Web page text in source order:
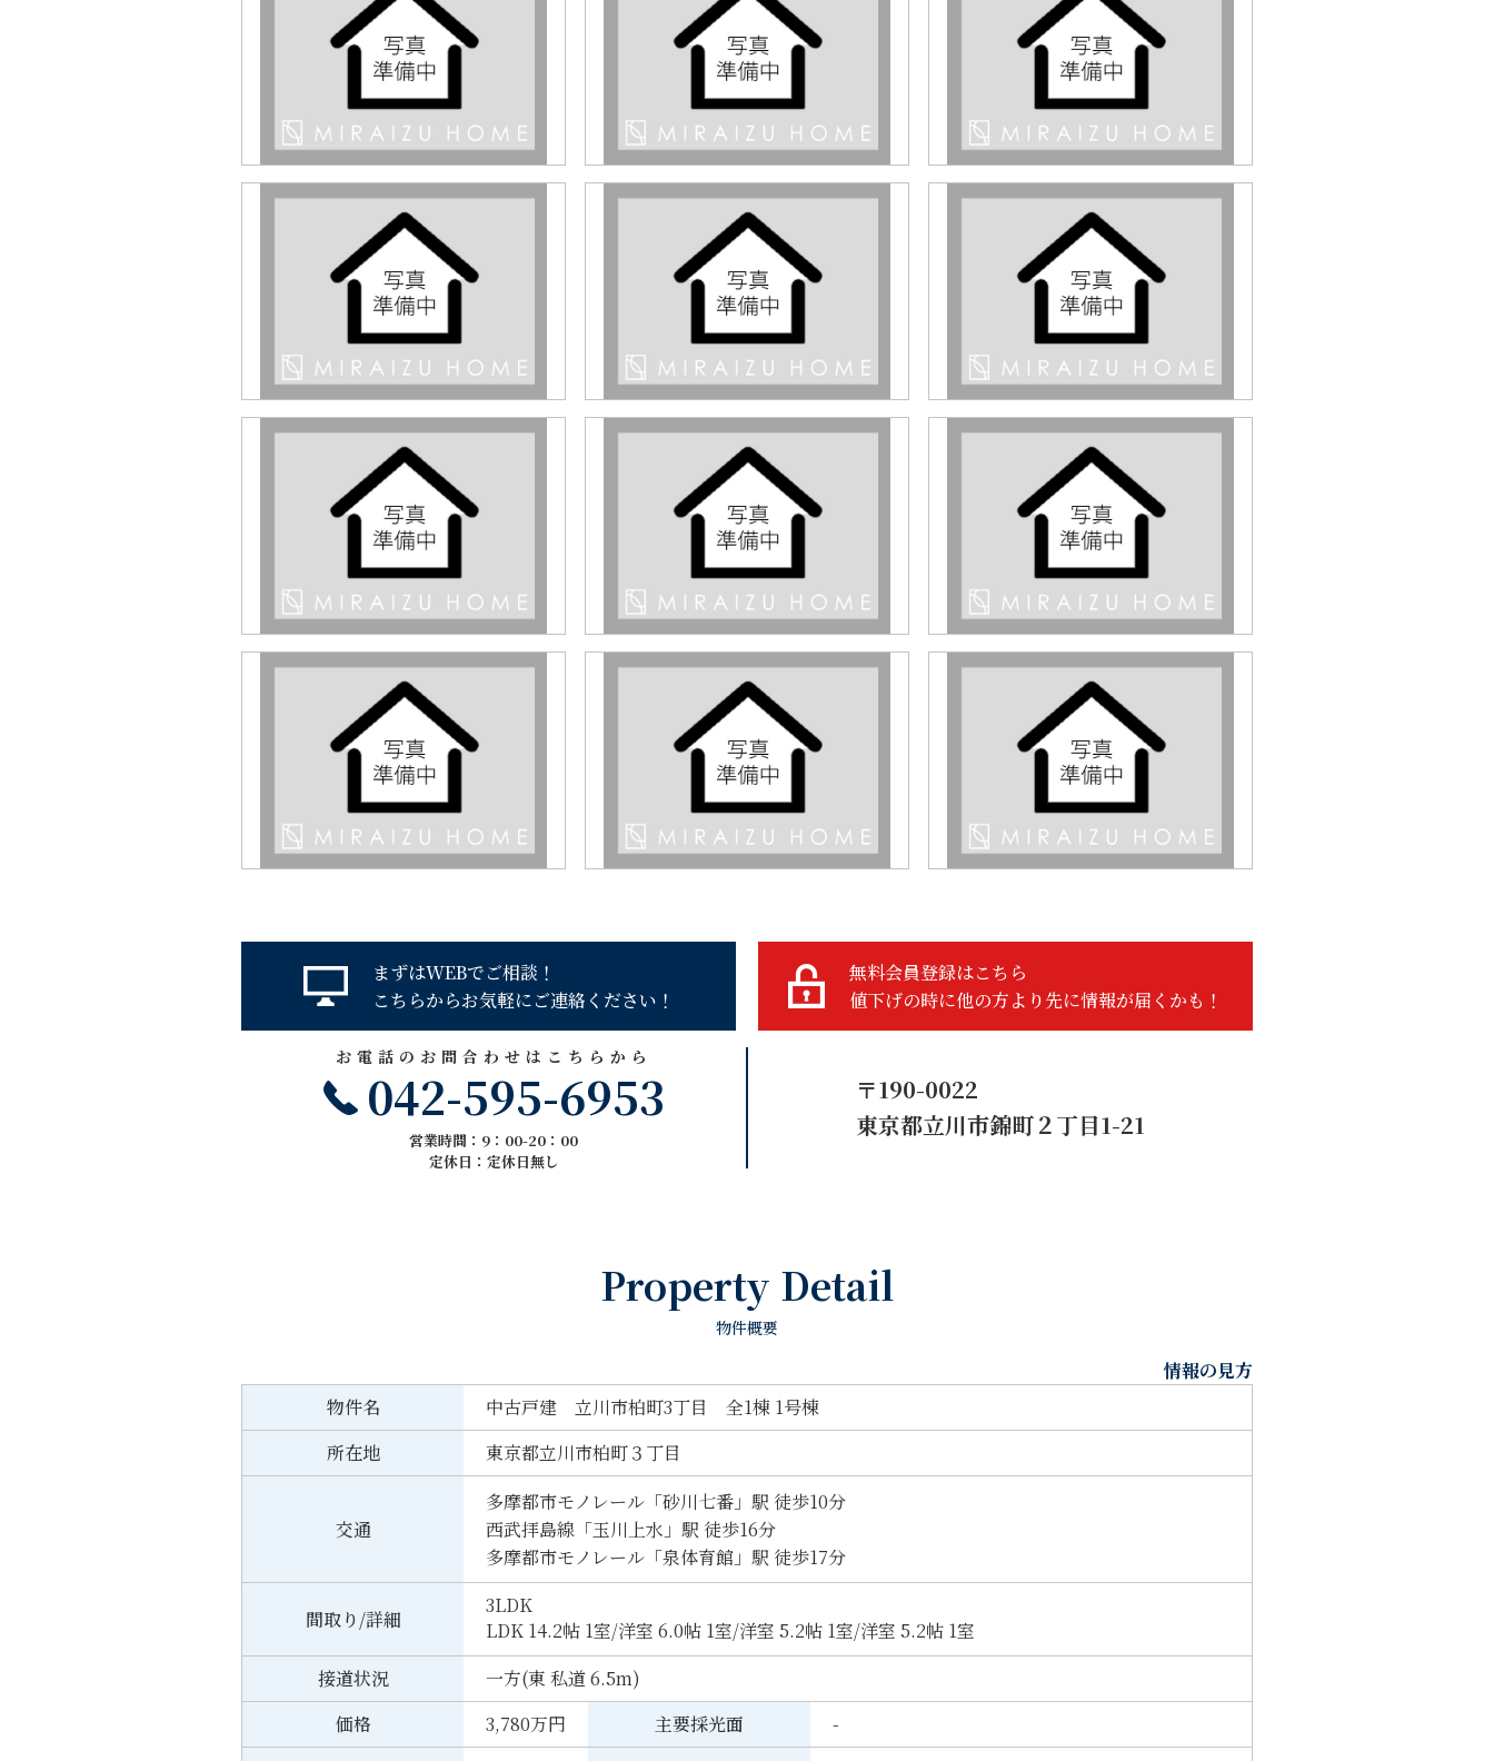
まずはWEBでご相談！
こちらからお気軽にご連絡ください！
お電話のお問合わせはこちらから
042-595-6953
営業時間：9：00-20：00
定休日：定休日無し
無料会員登録はこちら
値下げの時に他の方より先に情報が届くかも！
〒190-0022
東京都立川市錦町２丁目1-21
Property Detail
物件概要
情報の見方
物件名
中古戸建 立川市柏町3丁目 全1棟 1号棟
所在地
東京都立川市柏町３丁目
交通
多摩都市モノレール「砂川七番」駅 徒歩10分
西武拝島線「玉川上水」駅 徒歩16分
多摩都市モノレール「泉体育館」駅 徒歩17分
間取り/詳細
3LDK
LDK 14.2帖 1室/洋室 6.0帖 1室/洋室 5.2帖 1室/洋室 5.2帖 1室
接道状況
一方(東 私道 6.5m)
価格
3,780万円 主要採光面
-